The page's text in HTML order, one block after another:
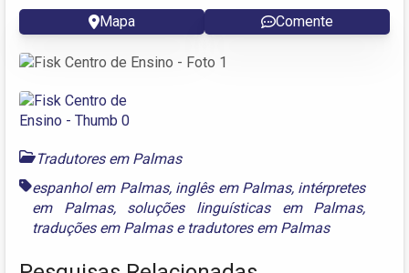
Mapa Comente
Tradutores em Palmas
espanhol em Palmas, inglês em Palmas, intérpretes
em Palmas, soluções linguísticas em Palmas,
traduções em Palmase tradutores em Palmas